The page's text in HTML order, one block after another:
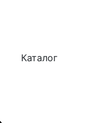
Каталог